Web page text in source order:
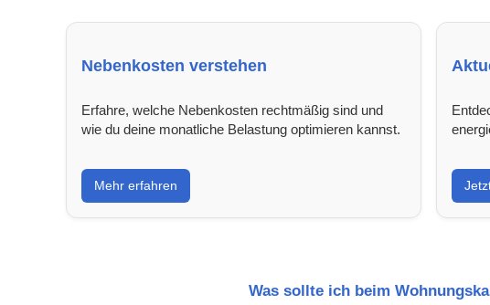
Nebenkosten verstehen
Erfahre, welche Nebenkosten rechtmäßig sind und
wie du deine monatliche Belastung optimieren kannst.
Mehr erfahren
Was sollte ich beim